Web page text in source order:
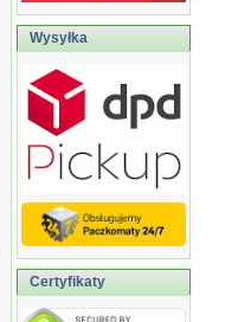
Wysyłka
Certyfikaty